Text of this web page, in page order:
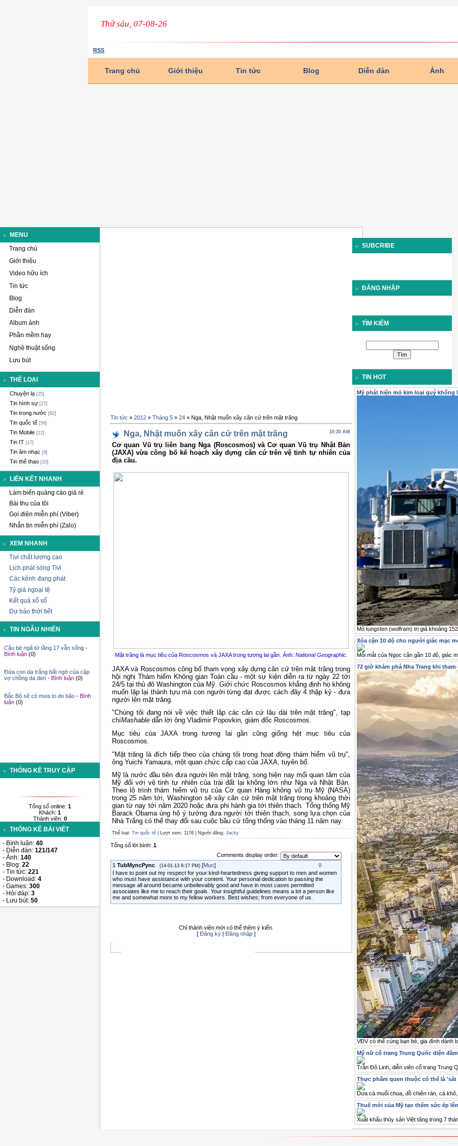
Thứ sáu, 07-08-26
RSS
Trang chủ Giới thiệu Tin tức Blog Diễn đàn Ảnh
MENU
Trang chủ
Giới thiệu
Video hữu ích
Tin tức
Blog
Diễn đàn
Album ảnh
Phần mềm hay
Nghệ thuật sống
Lưu bút
THỂ LOẠI
Chuyện lạ [25]
Tin hình sự [27]
Tin trong nước [62]
Tin quốc tế [56]
Tin Mobile [12]
Tin IT [17]
Tin âm nhạc [9]
Tin thể thao [10]
LIÊN KẾT NHANH
Làm biển quảng cáo giá rẻ
Bài thu của tôi
Gọi điện miễn phí (Viber)
Nhắn tin miễn phí (Zalo)
XEM NHANH
Tivi chất lượng cao
Lịch phát sóng Tivi
Các kênh đang phát
Tỷ giá ngoại tệ
Kết quả xổ số
Dự báo thời tiết
TIN NGẪU NHIÊN
Xe tải lại sụt 'hố tử thần'
(0)
Ghen tuông, mang axit hại người tình
Cậu bé ngã từ tầng 17 vẫn sống
Bình luận (0)
Đứa con da trắng bất ngờ của cặp
vợ chồng da den
Bình luận (0)
Bắc Bộ sẽ có mưa to do bão
Bình
luận (0)
THỐNG KÊ TRUY CẬP
Tổng số online: 1
Khách: 1
Thành viên: 0
THỐNG KÊ BÀI VIẾT
- Bình luận: 40
- Diễn đàn: 121/147
- Ảnh: 140
- Blog: 22
- Tin tức: 221
- Download: 4
- Games: 300
- Hỏi đáp: 3
- Lưu bút: 50
Tin tức » 2012 » Tháng 5 » 24 » Nga, Nhật muốn xây căn cứ trên mặt trăng
10:35 AM
Nga, Nhật muốn xây căn cứ trên mặt trăng
Cơ quan Vũ trụ liên bang Nga (Roscosmos) và Cơ quan Vũ trụ Nhật Bản
(JAXA) vừa công bố kế hoạch xây dựng căn cứ trên vệ tinh tự nhiên của
địa cầu.
Mặt trăng là mục tiêu của Roscosmos và JAXA trong tương lai gần. Ảnh: National Geographic.
JAXA và Roscosmos công bố tham vọng xây dựng căn cứ trên mặt trăng trong
hội nghị Thám hiểm Không gian Toàn cầu - một sự kiện diễn ra từ ngày 22 tới
24/5 tại thủ đô Washington của Mỹ. Giới chức Roscosmos khẳng định họ không
muốn lặp lại thành tựu mà con người từng đạt được cách đây 4 thập kỷ - đưa
người lên mặt trăng.
"Chúng tôi đang nói về việc thiết lập các căn cứ lâu dài trên mặt trăng", tạp
chíMashable dẫn lời ông Vladimir Popovkin, giám đốc Roscosmos.
Mục tiêu của JAXA trong tương lai gần cũng giống hệt mục tiêu của
Roscosmos.
"Mặt trăng là đích tiếp theo của chúng tôi trong hoạt động thám hiểm vũ trụ",
ông Yuichi Yamaura, một quan chức cấp cao của JAXA, tuyên bố.
Mỹ là nước đầu tiên đưa người lên mặt trăng, song hiện nay mối quan tâm của
Mỹ đối với vệ tinh tự nhiên của trái đất lại không lớn như Nga và Nhật Bản.
Theo lộ trình thám hiểm vũ trụ của Cơ quan Hàng không vũ trụ Mỹ (NASA)
trong 25 năm tới, Washington sẽ xây căn cứ trên mặt trăng trong khoảng thời
gian từ nay tới năm 2020 hoặc đưa phi hành gia tới thiên thạch. Tổng thống Mỹ
Barack Obama ủng hộ ý tưởng đưa người tới thiên thạch, song lựa chọn của
Nhà Trắng có thể thay đổi sau cuộc bầu cử tổng thống vào tháng 11 năm nay.
Thể loại: Tin quốc tế Lượt xem: 1176 | Người đăng: Jacky
Tổng số lời bình: 1
Comments display order:
0
1 TubMyncPync (14-01-13 6:17 PM) [Mục]
I have to point out my respect for your kind-heartedness giving support to men and women
who must have assistance with your content. Your personal dedication to passing the
message all around became unbelievably good and have in most cases permitted
associates like me to reach their goals. Your insightful guidelines means a lot a person like
me and somewhat more to my fellow workers. Best wishes; from everyone of us.
Chỉ thành viên mới có thể thêm ý kiến.
[ Đăng ký| Đăng nhập]
SUBCRIBE
ĐĂNG NHẬP
TÌM KIẾM
TIN HOT
Mỹ phát hiện mỏ kim loại quý khổng
Mỏ tungsten (wolfram) trị giá khoảng
Xóa cận 10 độ cho người giác mạc
Mỗi mắt của Ngọc cận gần 10 độ, giác
72 giờ khám phá Nha Trang khi
VĐV có thể cùng bạn bè, gia đình dành
Mỹ nữ cổ trang Trung Quốc diện
Trần Đô Linh, diễn viên cổ trang Trung
Thực phẩm quen thuộc có thể là
Dưa cà muối chua, đồ chiên rán, cá
Thuế mới của Mỹ tạo thêm sức ép
Xuất khẩu thủy sản Việt tăng trong 7